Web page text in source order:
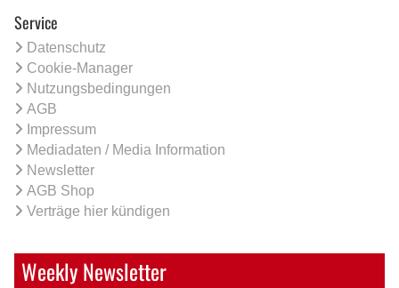
Service
Datenschutz
Cookie-Manager
Nutzungsbedingungen
AGB
Impressum
Mediadaten / Media Information
Newsletter
AGB Shop
Verträge hier kündigen
Weekly Newsletter